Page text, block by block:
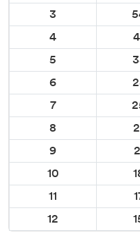
3
4
5
6
7
8
9
10
11
12